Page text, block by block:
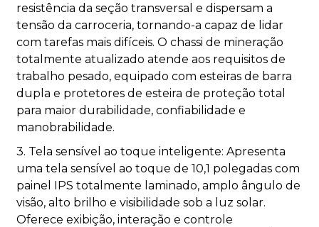
resistência da seção transversal e dispersam a
tensão da carroceria, tornando-a capaz de lidar
com tarefas mais difíceis. O chassi de mineração
totalmente atualizado atende aos requisitos de
trabalho pesado, equipado com esteiras de barra
dupla e protetores de esteira de proteção total
para maior durabilidade, confiabilidade e
manobrabilidade.
3. Tela sensível ao toque inteligente: Apresenta
uma tela sensível ao toque de 10,1 polegadas com
painel IPS totalmente laminado, amplo ângulo de
visão, alto brilho e visibilidade sob a luz solar.
Oferece exibição, interação e controle